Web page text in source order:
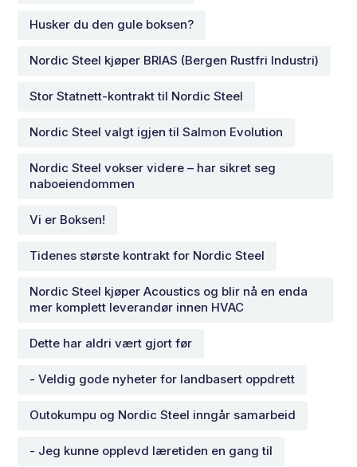
Husker du den gule boksen?
Nordic Steel kjøper BRIAS (Bergen Rustfri Industri)
Stor Statnett-kontrakt til Nordic Steel
Nordic Steel valgt igjen til Salmon Evolution
Nordic Steel vokser videre – har sikret seg
naboeiendommen
Vi er Boksen!
Tidenes største kontrakt for Nordic Steel
Nordic Steel kjøper Acoustics og blir nå en enda
mer komplett leverandør innen HVAC
Dette har aldri vært gjort før
- Veldig gode nyheter for landbasert oppdrett
Outokumpu og Nordic Steel inngår samarbeid
- Jeg kunne opplevd læretiden en gang til